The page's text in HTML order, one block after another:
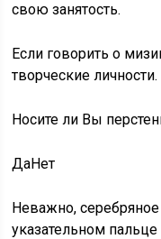
свою занятость.
Если говорить о
творческие личности.
Носите ли Вы
ДаНет
Неважно,
указательном